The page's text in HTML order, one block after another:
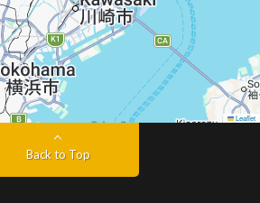
Leaflet
Back to Top